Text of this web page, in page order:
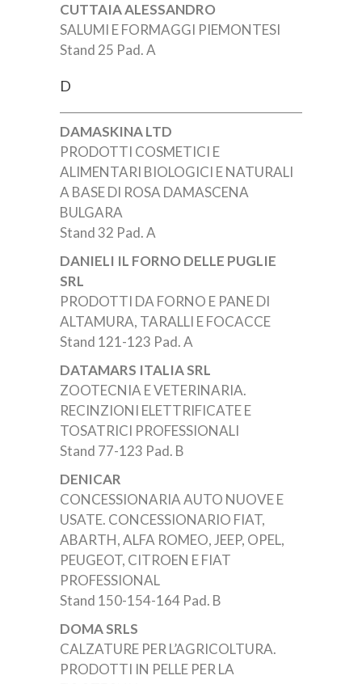
CUTTAIA ALESSANDRO
SALUMI E FORMAGGI PIEMONTESI
Stand 25 Pad. A
D
DAMASKINA LTD
PRODOTTI COSMETICI E
ALIMENTARI BIOLOGICI E NATURALI
A BASE DI ROSA DAMASCENA
BULGARA
Stand 32 Pad. A
DANIELI IL FORNO DELLE PUGLIE
SRL
PRODOTTI DA FORNO E PANE DI
ALTAMURA, TARALLI E FOCACCE
Stand 121-123 Pad. A
DATAMARS ITALIA SRL
ZOOTECNIA E VETERINARIA.
RECINZIONI ELETTRIFICATE E
TOSATRICI PROFESSIONALI
Stand 77-123 Pad. B
DENICAR
CONCESSIONARIA AUTO NUOVE E
USATE. CONCESSIONARIO FIAT,
ABARTH, ALFA ROMEO, JEEP, OPEL,
PEUGEOT, CITROEN E FIAT
PROFESSIONAL
Stand 150-154-164 Pad. B
DOMA SRLS
CALZATURE PER L’AGRICOLTURA.
PRODOTTI IN PELLE PER LA